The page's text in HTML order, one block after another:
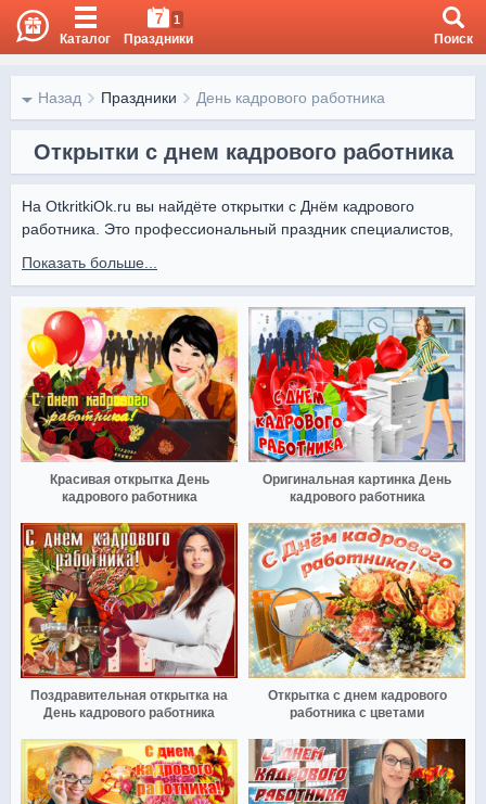
Каталог
7 1
Праздники Поиск
Назад Праздники День кадрового работника
Открытки с днем кадрового работника
На OtkritkiOk.ru вы найдёте открытки с Днём кадрового
работника. Это профессиональный праздник специалистов,
картинки подчеркнут уважение к их труду и внимание к
Все открытки Otkritki Ok доступны для бесплатной отправки в
мессенджерах и социальных сетях.
Показать больше...
Красивая открытка День
кадрового работника
Оригинальная картинка День
кадрового работника
Поздравительная открытка на
День кадрового работника
Открытка с днем кадрового
работника с цветами